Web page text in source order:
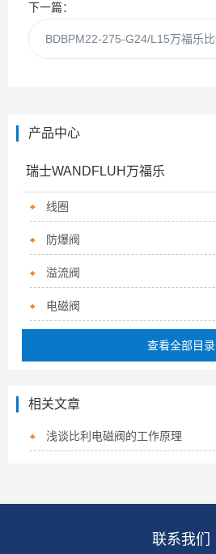
下一篇：
产品中心
瑞士WANDFLUH万福乐
线圈
防爆阀
溢流阀
电磁阀
查看全部目录
相关文章
浅谈比利电磁阀的工作原理
联系我们